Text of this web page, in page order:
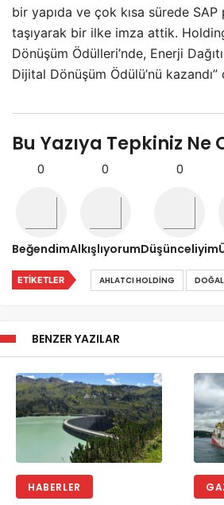
bir yapıda ve çok kısa sürede
taşıyarak bir ilke imza attik.
Dönüşüm Ödülleri’nde, Enerji
Dijital Dönüşüm Ödülü’nü kazandı”
Bu Yazıya Tepkiniz Ne
0
Beğendim
0
Alkışlıyorum
0
Düşünceliyim
ETIKETLER AHLATCI HOLDING
BENZER YAZILAR
HABERLER